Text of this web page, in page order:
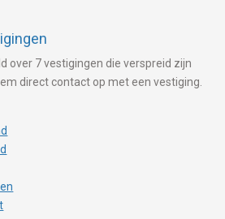
over 7 vestigingen die verspreid zijn
direct contact op met een vestiging.